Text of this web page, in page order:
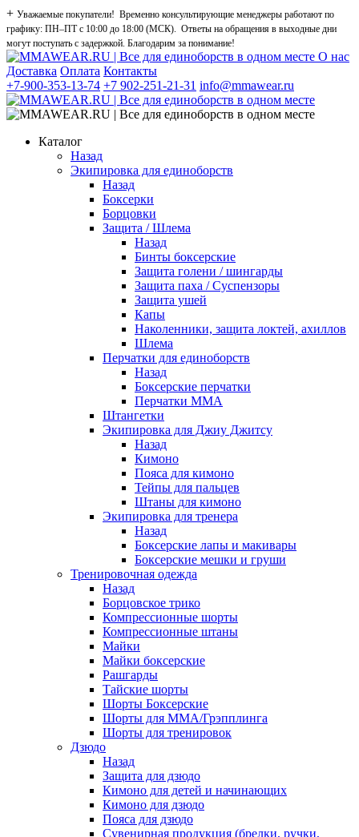
+ Уважаемые покупатели! Временно консультирующие менеджеры работают по
графику: ПН–ПТ с 10:00 до 18:00 (МСК). Ответы на обращения в выходные дни
могут поступать с задержкой. Благодарим за понимание!
О нас
Доставка Оплата Контакты
+7-900-353-13-74 +7 902-251-21-31 info@mmawear.ru
Каталог
Назад
Экипировка для единоборств
Назад
Боксерки
Борцовки
Защита / Шлема
Назад
Бинты боксерские
Защита голени / шингарды
Защита паха / Суспензоры
Защита ушей
Капы
Наколенники, защита локтей, ахиллов
Шлема
Перчатки для единоборств
Назад
Боксерские перчатки
Перчатки ММА
Штангетки
Экипировка для Джиу Джитсу
Назад
Кимоно
Пояса для кимоно
Тейпы для пальцев
Штаны для кимоно
Экипировка для тренера
Назад
Боксерские лапы и макивары
Боксерские мешки и груши
Тренировочная одежда
Назад
Борцовское трико
Компрессионные шорты
Компрессионные штаны
Майки
Майки боксерские
Рашгарды
Тайские шорты
Шорты Боксерские
Шорты для ММА/Грэпплинга
Шорты для тренировок
Дзюдо
Назад
Защита для дзюдо
Кимоно для детей и начинающих
Кимоно для дзюдо
Пояса для дзюдо
Сувенирная продукция (брелки, ручки,